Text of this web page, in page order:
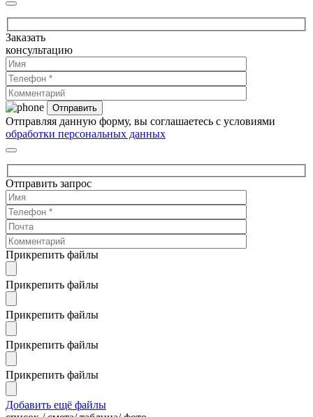
Заказать
консультацию
Отправляя данную форму, вы соглашаетесь с условиями
обработки персональных данных
Отправить запрос
Прикрепить файлы
Прикрепить файлы
Прикрепить файлы
Прикрепить файлы
Прикрепить файлы
Добавить ещё файлы